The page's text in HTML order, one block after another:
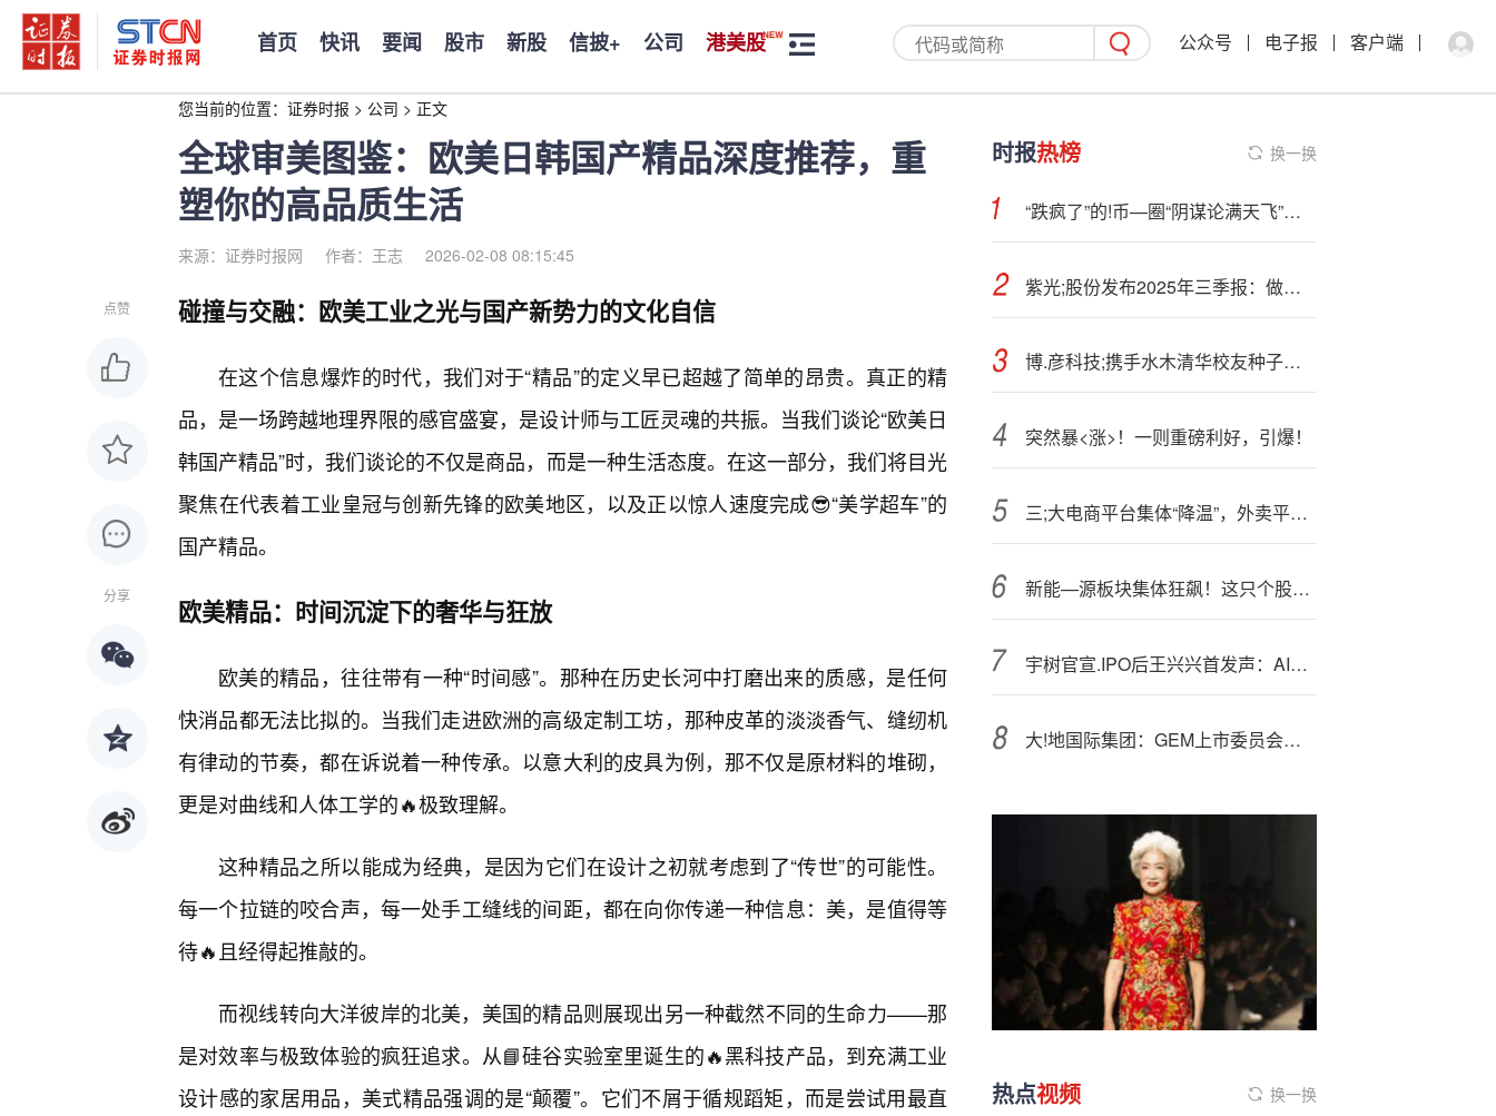
首页 快讯 要闻 股市 新股 信披+ 公司 港美股 公众号 电子报 客户端
您当前的位置： 证券时报 > 公司 > 正文
全球审美图鉴：欧美日韩国产精品深度推荐，重
塑你的高品质生活
来源：证券时报网 作者：王志 2026-02-08 08:15:45
点赞
分享
碰撞与交融：欧美工业之光与国产新势力的文化自信
在这个信息爆炸的时代，我们对于“精品”的定义早已超越了简单的昂贵。真正的精
品，是一场跨越地理界限的感官盛宴，是设计师与工匠灵魂的共振。当我们谈论“欧美日
韩国产精品”时，我们谈论的不仅是商品，而是一种生活态度。在这一部分，我们将目光
聚焦在代表着工业皇冠与创新先锋的欧美地区，以及正以惊人速度完成😎“美学超车”的
国产精品。
欧美精品：时间沉淀下的奢华与狂放
欧美的精品，往往带有一种“时间感”。那种在历史长河中打磨出来的质感，是任何
快消品都无法比拟的。当我们走进欧洲的高级定制工坊，那种皮革的淡淡香气、缝纫机
有律动的节奏，都在诉说着一种传承。以意大利的皮具为例，那不仅是原材料的堆砌，
更是对曲线和人体工学的🔥极致理解。
这种精品之所以能成为经典，是因为它们在设计之初就考虑到了“传世”的可能性。
每一个拉链的咬合声，每一处手工缝线的间距，都在向你传递一种信息：美，是值得等
待🔥且经得起推敲的。
而视线转向大洋彼岸的北美，美国的精品则展现出另一种截然不同的生命力——那
是对效率与极致体验的疯狂追求。从📘硅谷实验室里诞生的🔥黑科技产品，到充满工业
设计感的家居用品，美式精品强调的是“颠覆”。它们不屑于循规蹈矩，而是尝试用最直
时报热榜 换一换
“跌疯了”的!币—圈“阴谋论满天飞”：美国政府“抢钱”，华尔街“做空”，甚至是“摩根大通大战特朗普”
紫光;股份发布2025年三季报：做强“算力×联接” 成就强劲高增长
博.彦科技;携手水木清华校友种子基金，为硬核科创项目搭台赋能
突然暴<涨>！一则重磅利好，引爆！
三;大电商平台集体“降温”，外卖平台集体划线，真正改变还要看下一步
新能—源板块集体狂飙！这只个股两个月涨超271%！
宇树官宣.IPO后王兴兴首发声：AI确实是我最后悔的一件事
大!地国际集团：GEM上市委员会决定维持停牌决定
热点视频 换一换